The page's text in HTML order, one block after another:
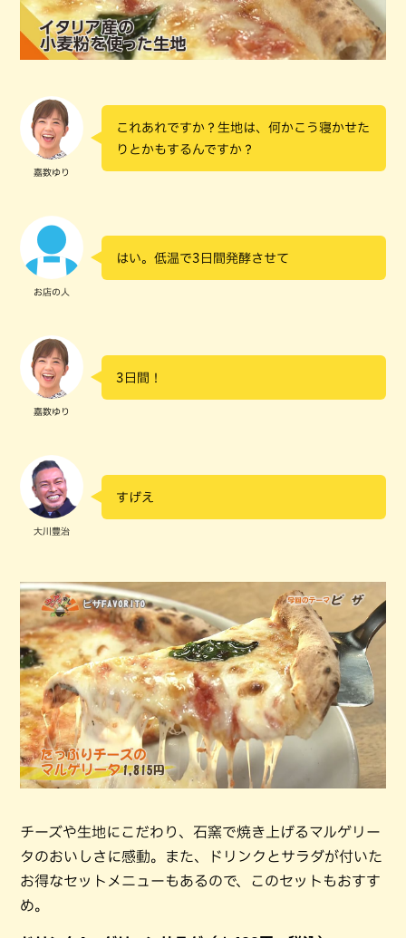
嘉数ゆり
これあれですか？生地は、何かこう寝かせた
りとかもするんですか？
お店の人
はい。低温で3日間発酵させて
嘉数ゆり
3日間！
大川豊治
すげえ
チーズや生地にこだわり、石窯で焼き上げるマルゲリー
タのおいしさに感動。また、ドリンクとサラダが付いた
お得なセットメニューもあるので、このセットもおすす
め。